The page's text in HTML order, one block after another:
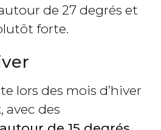
de 27 degrés et
forte.
lors des mois d’hiver
avec des